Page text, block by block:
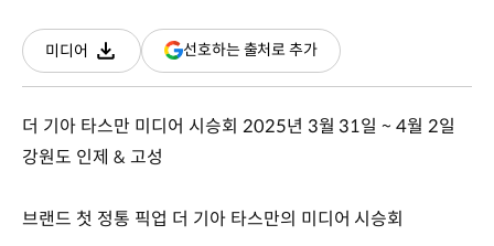
미디어
다운로드
선호하는 출처로 추가(새
창
더 기아 타스만 미디어 시승회 2025년 3월 31일 ~ 4월 2일
강원도 인제 & 고성
브랜드 첫 정통 픽업 더 기아 타스만의 미디어 시승회